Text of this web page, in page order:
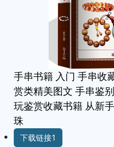
手串书籍 入门 手串收
赏类精美图文 手串鉴
玩鉴赏收藏书籍 从新
珠
下载链接1